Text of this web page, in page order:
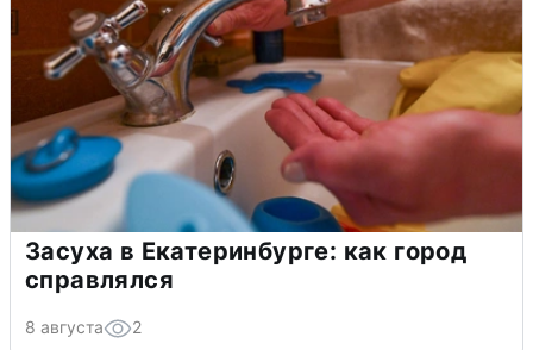
Засуха в Екатеринбурге: как город
справлялся
8 августа 2